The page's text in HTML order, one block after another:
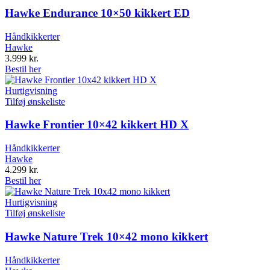
Hawke Endurance 10×50 kikkert ED
Håndkikkerter
Hawke
3.999 kr.
Bestil her
Hurtigvisning
Tilføj ønskeliste
Hawke Frontier 10×42 kikkert HD X
Håndkikkerter
Hawke
4.299 kr.
Bestil her
Hurtigvisning
Tilføj ønskeliste
Hawke Nature Trek 10×42 mono kikkert
Håndkikkerter